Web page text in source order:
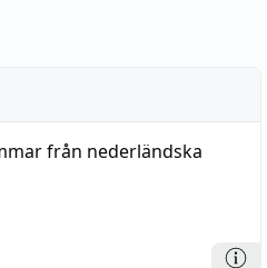
från nederländska